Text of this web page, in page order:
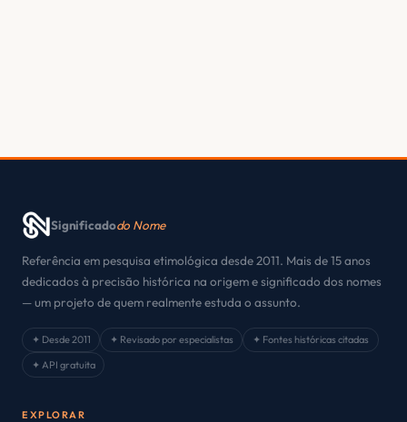
Significadodo Nome
Referência em pesquisa etimológica desde 2011. Mais de 15 anos
dedicados à precisão histórica na origem e significado dos nomes
— um projeto de quem realmente estuda o assunto.
✦ Desde 2011 ✦ Revisado por especialistas
✦ Fontes históricas citadas
✦ API gratuita
EXPLORAR